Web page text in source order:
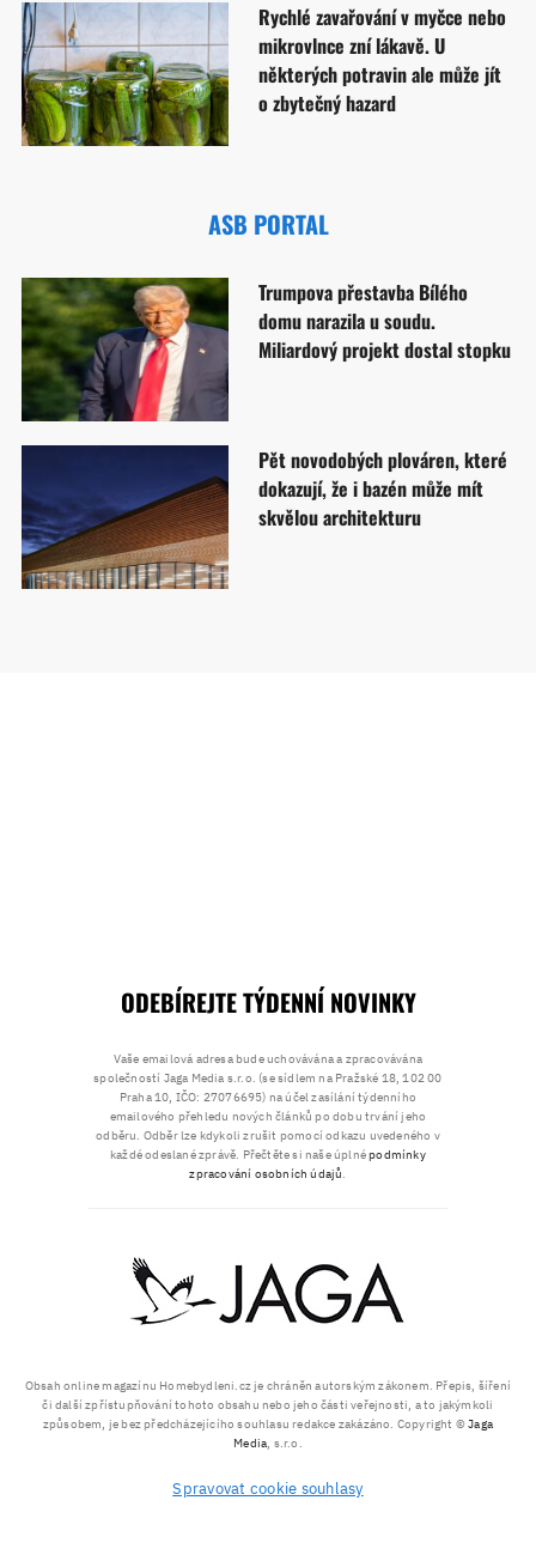
Rychlé zavařování v myčce nebo
mikrovlnce zní lákavě. U
některých potravin ale může jít
o zbytečný hazard
ASB PORTAL
Trumpova přestavba Bílého
domu narazila u soudu.
Miliardový projekt dostal stopku
Pět novodobých plováren, které
dokazují, že i bazén může mít
skvělou architekturu
Obsah online magazínu Homebydleni.cz je chráněn autorským zákonem. Přepis, šíření
či další zpřístupňování tohoto obsahu nebo jeho části veřejnosti, a to jakýmkoli
způsobem, je bez předcházejícího souhlasu redakce zakázáno. Copyright ©Jaga
Media, s.r.o.
Spravovat cookie souhlasy
ODEBÍREJTE TÝDENNÍ NOVINKY
Vaše emailová adresa bude uchovávána a zpracovávána
společností Jaga Media s.r.o. (se sídlem na Pražské 18, 102 00
Praha 10, IČO: 27076695) na účel zasílání týdenního
emailového přehledu nových článků po dobu trvání jeho
odběru. Odběr lze kdykoli zrušit pomocí odkazu uvedeného v
každé odeslané zprávě. Přečtěte si naše úplnépodmínky
zpracování osobních údajů.